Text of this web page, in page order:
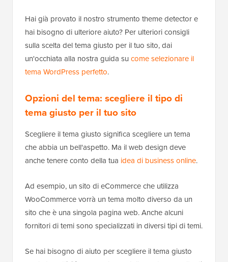
Hai già provato il nostro strumento theme detector e
hai bisogno di ulteriore aiuto? Per ulteriori consigli
sulla scelta del tema giusto per il tuo sito, dai
un'occhiata alla nostra guida su come selezionare il
tema WordPress perfetto.
Opzioni del tema: scegliere il tipo di
tema giusto per il tuo sito
Scegliere il tema giusto significa scegliere un tema
che abbia un bell'aspetto. Ma il web design deve
anche tenere conto della tua idea di business online.
Ad esempio, un sito di eCommerce che utilizza
WooCommerce vorrà un tema molto diverso da un
sito che è una singola pagina web. Anche alcuni
fornitori di temi sono specializzati in diversi tipi di temi.
Se hai bisogno di aiuto per scegliere il tema giusto